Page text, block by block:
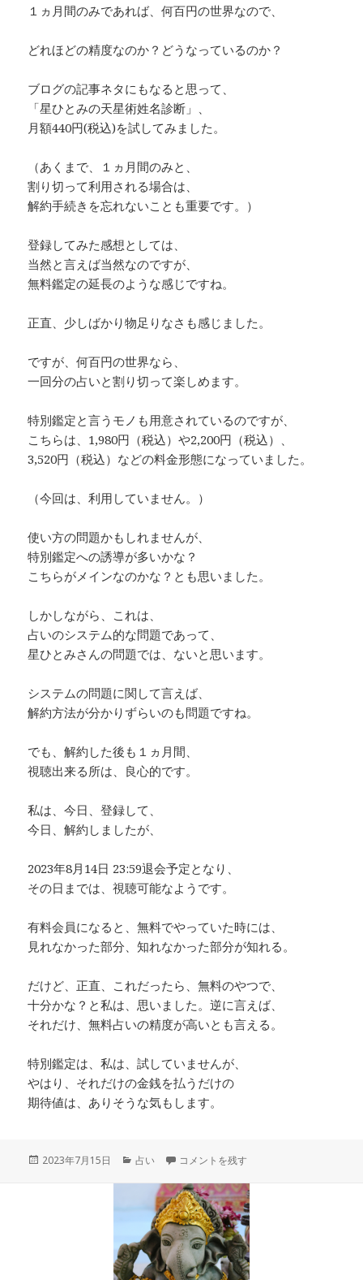
１ヵ月間のみであれば、何百円の世界なので、
どれほどの精度なのか？どうなっているのか？
ブログの記事ネタにもなると思って、
「星ひとみの天星術姓名診断」、
月額440円(税込)を試してみました。
（あくまで、１ヵ月間のみと、
割り切って利用される場合は、
解約手続きを忘れないことも重要です。）
登録してみた感想としては、
当然と言えば当然なのですが、
無料鑑定の延長のような感じですね。
正直、少しばかり物足りなさも感じました。
ですが、何百円の世界なら、
一回分の占いと割り切って楽しめます。
特別鑑定と言うモノも用意されているのですが、
こちらは、1,980円（税込）や2,200円（税込）、
3,520円（税込）などの料金形態になっていました。
（今回は、利用していません。）
使い方の問題かもしれませんが、
特別鑑定への誘導が多いかな？
こちらがメインなのかな？とも思いました。
しかしながら、これは、
占いのシステム的な問題であって、
星ひとみさんの問題では、ないと思います。
システムの問題に関して言えば、
解約方法が分かりずらいのも問題ですね。
でも、解約した後も１ヵ月間、
視聴出来る所は、良心的です。
私は、今日、登録して、
今日、解約しましたが、
2023年8月14日 23:59退会予定となり、
その日までは、視聴可能なようです。
有料会員になると、無料でやっていた時には、
見れなかった部分、知れなかった部分が知れる。
だけど、正直、これだったら、無料のやつで、
十分かな？と私は、思いました。逆に言えば、
それだけ、無料占いの精度が高いとも言える。
特別鑑定は、私は、試していませんが、
やはり、それだけの金銭を払うだけの
期待値は、ありそうな気もします。
投
2023年7月15日
カ
占い 星ひとみの天星術姓名判断を試してみま
コメントを残す